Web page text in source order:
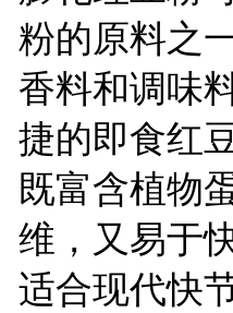
粉的原料之
香料和调味
捷的即食红
既富含植物
维，又易于
适合现代快